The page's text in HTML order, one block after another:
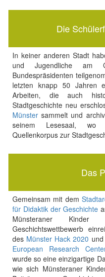
Die
In keiner anderen Stadt
und Jugendliche am
Bundespräsidenten
letzten knapp 50 Jahren
Arbeiten, die auch
Stadtgeschichte neu
Münstersammelt und
seinem Lesesaal, wo
Quellenkorpus zur
Das
Gemeinsam mit dem
für Didaktik der Geschichte
Münsteraner
Geschichtswettbewerb
des Münster Hack 2020
European Research
wurde so eine einzigartige
wie sich Münsteraner